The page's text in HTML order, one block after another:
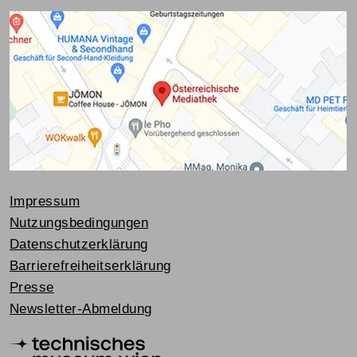
Impressum
Nutzungsbedingungen
Datenschutzerklärung
Barrierefreiheitserklärung
Presse
Newsletter-Abmeldung